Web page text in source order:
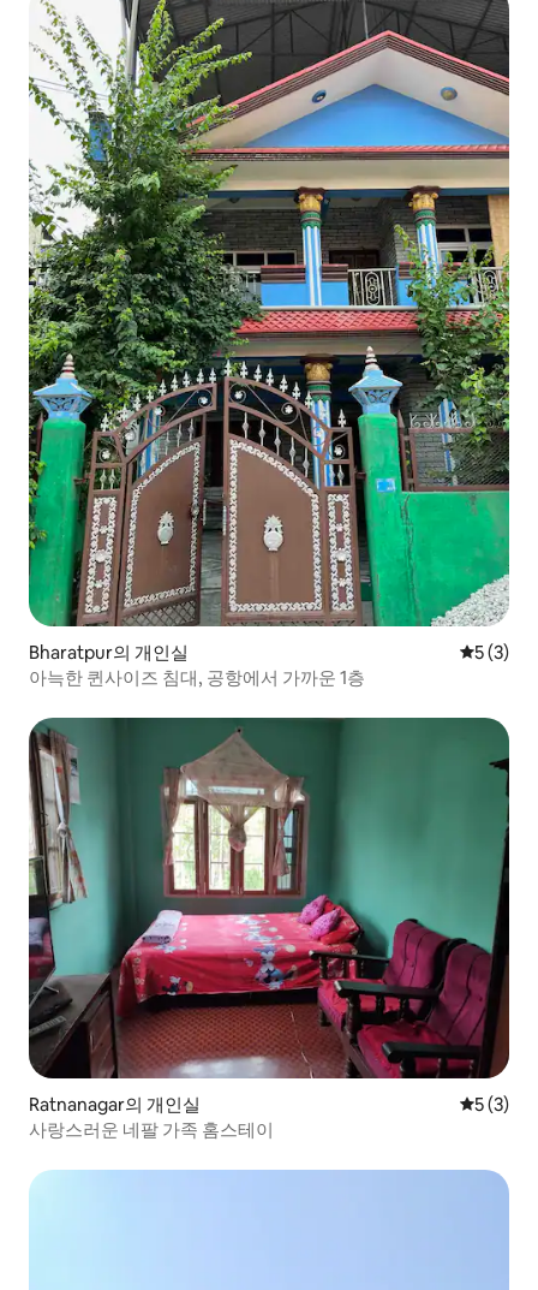
Bharatpur의 개인실 평점 5점
5 (3)
아늑한 퀸사이즈 침대, 공항에서 가까운 1층
Ratnanagar의 개인실 평점 5점
5 (3)
사랑스러운 네팔 가족 홈스테이